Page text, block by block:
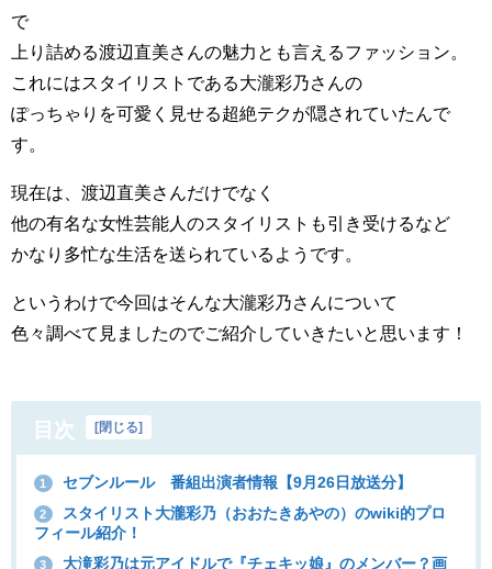
で
上り詰める渡辺直美さんの魅力とも言えるファッション。
これにはスタイリストである大瀧彩乃さんの
ぽっちゃりを可愛く見せる超絶テクが隠されていたんで
す。
現在は、渡辺直美さんだけでなく
他の有名な女性芸能人のスタイリストも引き受けるなど
かなり多忙な生活を送られているようです。
というわけで今回はそんな大瀧彩乃さんについて
色々調べて見ましたのでご紹介していきたいと思います！
目次 閉じる
1 セブンルール 番組出演者情報【9月26日放送分】
2
スタイリスト大瀧彩乃（おおたきあやの）のwiki的プロ
フィール紹介！
3 大滝彩乃は元アイドルで『チェキッ娘』のメンバー？画